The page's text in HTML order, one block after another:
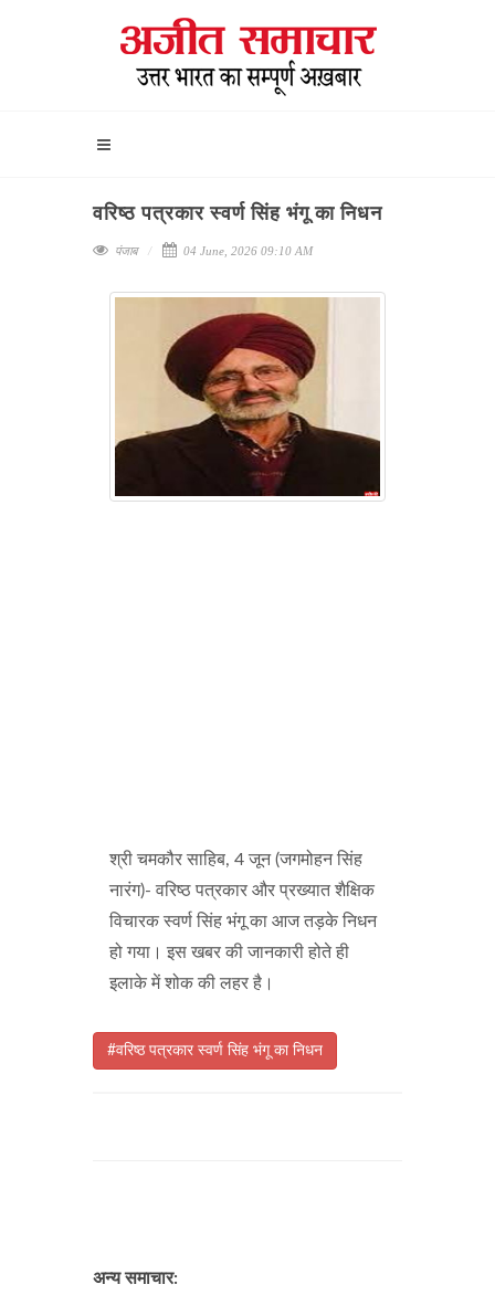
वरिष्ठ पत्रकार स्वर्ण सिंह भंगू का निधन
पंजाब 04 June, 2026 09:10 AM
श्री चमकौर साहिब, 4 जून (जगमोहन सिंह
नारंग)- वरिष्ठ पत्रकार और प्रख्यात शैक्षिक
विचारक स्वर्ण सिंह भंगू का आज तड़के निधन
हो गया। इस खबर की जानकारी होते ही
इलाके में शोक की लहर है।
#वरिष्ठ पत्रकार स्वर्ण सिंह भंगू का निधन
अन्य समाचार: